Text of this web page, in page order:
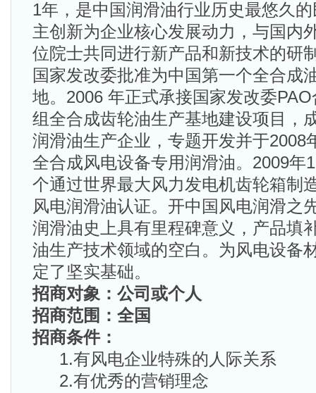
1年，是中国润滑油行业历史最悠久
主创新为企业核心发展动力，与国内
位院士共同进行新产品和新技术的研
国家发改委批准为中国第一个全合成
地。2006 年正式承接国家发改委
组全合成齿轮油生产基地建设项目，
润滑油生产企业，专题开发并于2008
全合成风电设备专用润滑油。2009年
个通过世界最大风力发电机齿轮箱制
风电润滑油认证。开中国风电润滑之
润滑油史上具有里程碑意义，产品填
油生产技术领域的空白。为风电设备
定了坚实基础。
招商对象：公司或个人
招商范围：全国
招商条件：
1.有风电企业特殊的人际关系
2.有优秀的营销理念